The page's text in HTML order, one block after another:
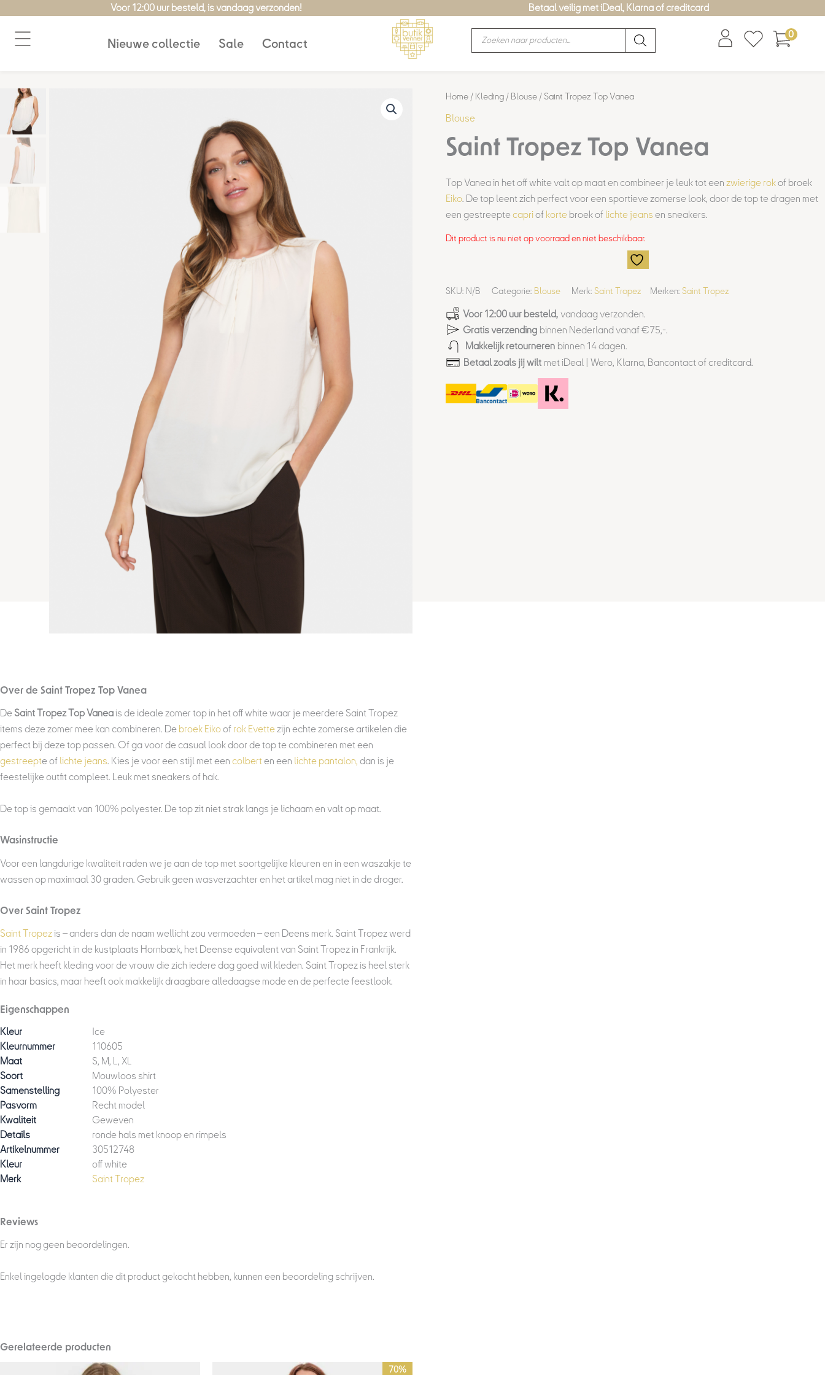
Voor 12:00 uur besteld, is vandaag verzonden! Betaal veilig met iDeal, Klarna of creditcard
Nieuwe collectie Sale Contact
Producten
zoeken
0
Home/ Kleding/ Blouse/ Saint Tropez Top Vanea
Blouse
Saint Tropez Top Vanea
Top Vanea in het off white valt op maat en combineer je leuk tot een zwierige rokof broek
Eiko. De top leent zich perfect voor een sportieve zomerse look, door de top te dragen met
een gestreeptecapriof kortebroek of lichte jeans en sneakers.
Dit product is nu niet op voorraad en niet beschikbaar.
SKU: N/B Categorie: Blouse Merk: Saint Tropez Merken: Saint Tropez
Voor 12:00 uur besteld, vandaag verzonden.
Gratis verzending binnen Nederland vanaf €75,-.
Makkelijk retourneren binnen 14 dagen.
Betaal zoals jij wilt met iDeal | Wero, Klarna, Bancontact of creditcard.
Over de Saint Tropez Top Vanea
De Saint Tropez Top Vaneais de ideale zomer top in het off white waar je meerdere Saint Tropez
items deze zomer mee kan combineren. De broek Eikoof rok Evettezijn echte zomerse artikelen die
perfect bij deze top passen. Of ga voor de casual look door de top te combineren met een
gestreepte of lichte jeans. Kies je voor een stijl met een colberten een lichte pantalon, dan is je
feestelijke outfit compleet. Leuk met sneakers of hak.
De top is gemaakt van 100% polyester. De top zit niet strak langs je lichaam en valt op maat.
Wasinstructie
Voor een langdurige kwaliteit raden we je aan de top met soortgelijke kleuren en in een waszakje te
wassen op maximaal 30 graden. Gebruik geen wasverzachter en het artikel mag niet in de droger.
Over Saint Tropez
Saint Tropezis – anders dan de naam wellicht zou vermoeden – een Deens merk. Saint Tropez werd
in 1986 opgericht in de kustplaats Hornbæk, het Deense equivalent van Saint Tropez in Frankrijk.
Het merk heeft kleding voor de vrouw die zich iedere dag goed wil kleden. Saint Tropez is heel sterk
in haar basics, maar heeft ook makkelijk draagbare alledaagse mode en de perfecte feestlook.
Eigenschappen
Kleur
Ice
Kleurnummer
110605
Maat
S, M, L, XL
Soort
Mouwloos shirt
Samenstelling
100% Polyester
Pasvorm
Recht model
Kwaliteit
Geweven
Details
ronde hals met knoop en rimpels
Artikelnummer
30512748
Kleur
off white
Merk
Saint Tropez
Reviews
Er zijn nog geen beoordelingen.
Enkel ingelogde klanten die dit product gekocht hebben, kunnen een beoordeling schrijven.
Gerelateerde producten
70%
Oorspronkelijke
Huidige